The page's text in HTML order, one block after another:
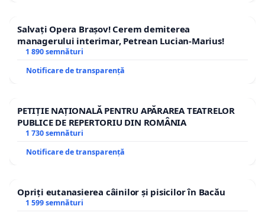
Salvați Opera Brașov! Cerem demiterea
managerului interimar, Petrean Lucian-Marius!
1 890 semnături
Notificare de transparență
PETIȚIE NAȚIONALĂ PENTRU APĂRAREA TEATRELOR
PUBLICE DE REPERTORIU DIN ROMÂNIA
1 730 semnături
Notificare de transparență
Opriți eutanasierea câinilor și pisicilor în Bacău
1 599 semnături